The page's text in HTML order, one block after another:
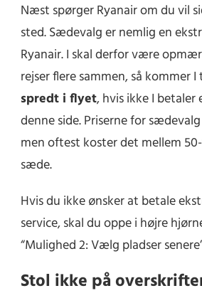
Næst spørger Ryanair om du vil
sted. Sædevalg er nemlig en
Ryanair. I skal derfor være
rejser flere sammen, så kommer
spredt i flyet, hvis ikke I
denne side. Priserne for
men oftest koster det mellem
sæde.
Hvis du ikke ønsker at betale
service, skal du oppe i højre
“Mulighed 2: Vælg pladser
Stol ikke på